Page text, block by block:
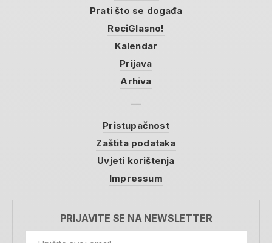
Prati što se događa
ReciGlasno!
Kalendar
Prijava
Arhiva
Pristupačnost
Zaštita podataka
Uvjeti korištenja
Impressum
PRIJAVITE SE NA NEWSLETTER